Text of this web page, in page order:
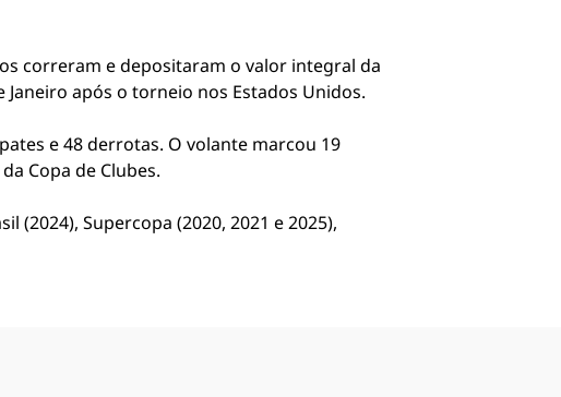
correram e depositaram o valor integral da
após o torneio nos Estados Unidos.
e 48 derrotas. O volante marcou 19
Copa de Clubes.
(2024), Supercopa (2020, 2021 e 2025),